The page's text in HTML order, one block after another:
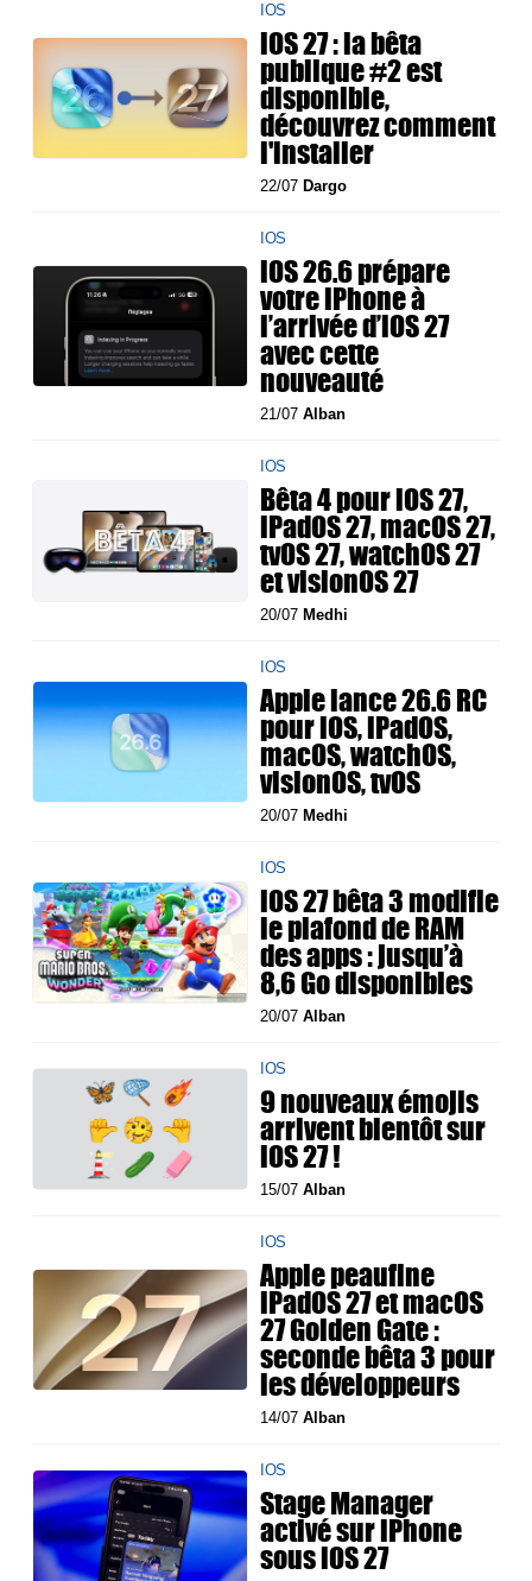
IOS
iOS 27 : la bêta
publique #2 est
disponible,
découvrez comment
l'installer
22/07 Dargo
IOS
iOS 26.6 prépare
votre iPhone à
l’arrivée d’iOS 27
avec cette
nouveauté
21/07Alban
IOS
Bêta 4 pour iOS 27,
iPadOS 27, macOS 27,
tvOS 27, watchOS 27
et visionOS 27
20/07 Medhi
IOS
Apple lance 26.6 RC
pour iOS, iPadOS,
macOS, watchOS,
visionOS, tvOS
20/07 Medhi
IOS
iOS 27 bêta 3 modifie
le plafond de RAM
des apps : jusqu’à
8,6 Go disponibles
20/07Alban
IOS
9 nouveaux émojis
arrivent bientôt sur
iOS 27 !
15/07Alban
IOS
Apple peaufine
iPadOS 27 et macOS
27 Golden Gate :
seconde bêta 3 pour
les développeurs
14/07Alban
IOS
Stage Manager
activé sur iPhone
sous iOS 27